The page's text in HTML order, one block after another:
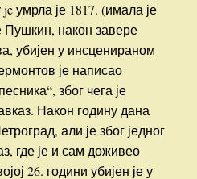
умрла је 1817. (имала је
Пушкин, након завере
убијен у инсценираном
је написао
због чега је
Након годину дана
али је због једног
где је и сам доживео
26. години убијен је у